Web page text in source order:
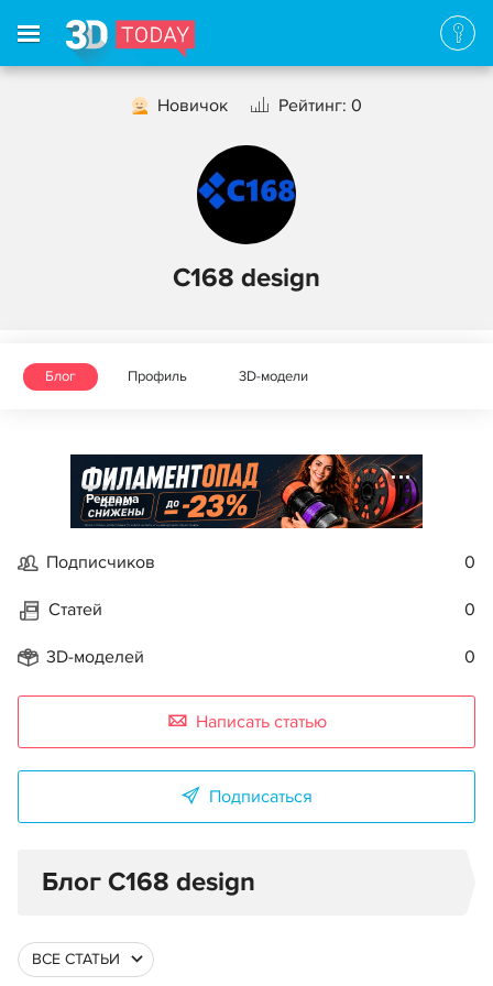
Новичок Рейтинг: 0
C168 design
Блог Профиль 3D-модели
Реклама
Подписчиков 0
Статей 0
3D-моделей 0
Написать статью
Подписаться
Блог C168 design
ВСЕ СТАТЬИ